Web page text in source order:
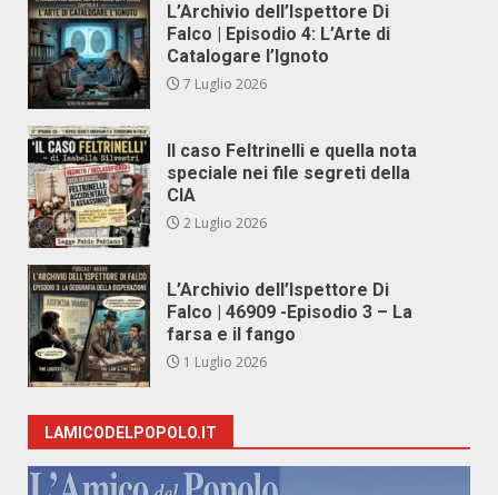
L’Archivio dell’Ispettore Di
Falco | Episodio 4: L’Arte di
Catalogare l’Ignoto
7 Luglio 2026
Il caso Feltrinelli e quella nota
speciale nei file segreti della
CIA
2 Luglio 2026
L’Archivio dell’Ispettore Di
Falco | 46909 -Episodio 3 – La
farsa e il fango
1 Luglio 2026
LAMICODELPOPOLO.IT